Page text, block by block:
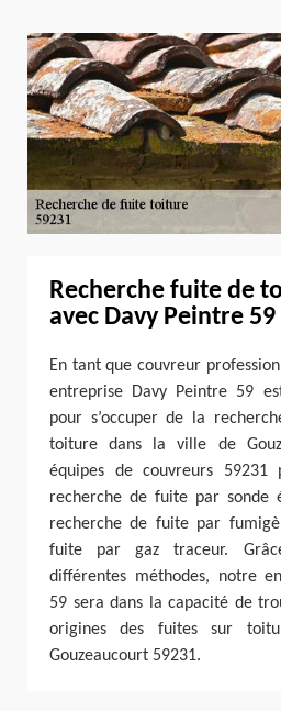
Recherche fuite de
avec Davy Peintre 59
En tant que couvreur
entreprise Davy Peintre 59
pour s’occuper de la
toiture dans la ville de
équipes de couvreurs 59231
recherche de fuite par sonde
recherche de fuite par
fuite par gaz traceur.
différentes méthodes, notre
59 sera dans la capacité de
origines des fuites sur
Gouzeaucourt 59231.